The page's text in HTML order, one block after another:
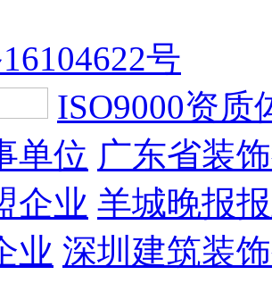
号
ISO9000资质
单位 广东省装
企业 羊城晚报
业 深圳建筑装